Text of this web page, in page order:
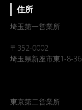
住所
埼玉第一営業所
〒352-0002
埼玉県新座市東1-8-36
東京第二営業所